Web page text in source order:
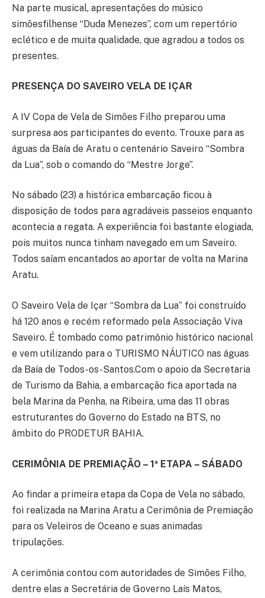
Na parte musical, apresentações do músico
simõesfilhense “Duda Menezes”, com um repertório
eclético e de muita qualidade, que agradou a todos os
presentes.
PRESENÇA DO SAVEIRO VELA DE IÇAR
A IV Copa de Vela de Simões Filho preparou uma
surpresa aos participantes do evento. Trouxe para as
águas da Baía de Aratu o centenário Saveiro “Sombra
da Lua”, sob o comando do “Mestre Jorge”.
No sábado (23) a histórica embarcação ficou à
disposição de todos para agradáveis passeios enquanto
acontecia a regata. A experiência foi bastante elogiada,
pois muitos nunca tinham navegado em um Saveiro.
Todos saíam encantados ao aportar de volta na Marina
Aratu.
O Saveiro Vela de Içar “Sombra da Lua” foi construído
há 120 anos e recém reformado pela Associação Viva
Saveiro. É tombado como patrimônio histórico nacional
e vem utilizando para o TURISMO NÁUTICO nas águas
da Baía de Todos-os-Santos.Com o apoio da Secretaria
de Turismo da Bahia, a embarcação fica aportada na
bela Marina da Penha, na Ribeira, uma das 11 obras
estruturantes do Governo do Estado na BTS, no
âmbito do PRODETUR BAHIA.
CERIMÔNIA DE PREMIAÇÃO – 1ª ETAPA – SÁBADO
Ao findar a primeira etapa da Copa de Vela no sábado,
foi realizada na Marina Aratu a Cerimônia de Premiação
para os Veleiros de Oceano e suas animadas
tripulações.
A cerimônia contou com autoridades de Simões Filho,
dentre elas a Secretária de Governo Laís Matos,